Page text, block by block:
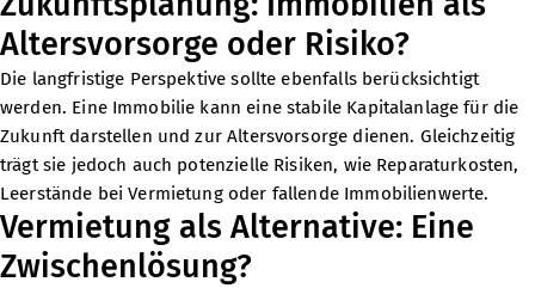
Altersvorsorge oder Risiko?
Die langfristige Perspektive sollte ebenfalls berücksichtigt
werden. Eine Immobilie kann eine stabile Kapitalanlage für die
Zukunft darstellen und zur Altersvorsorge dienen. Gleichzeitig
trägt sie jedoch auch potenzielle Risiken, wie Reparaturkosten,
Leerstände bei Vermietung oder fallende Immobilienwerte.
Vermietung als Alternative: Eine
Zwischenlösung?